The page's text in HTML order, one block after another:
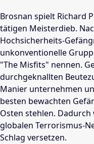
Brosnan spielt Richard
tätigen Meisterdieb.
Hochsicherheits-
unkonventionelle
"The Misfits" nennen.
durchgeknallten
Manier unternehmen
besten bewachten
Osten stehlen.
globalen Terrorismus-
Schlag versetzen.